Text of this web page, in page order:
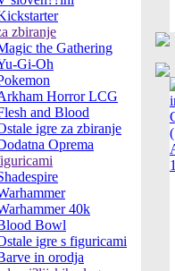
zbiranje
the Gathering
Gi-Oh
Horror LCG
and Blood
igre za zbiranje
Oprema
40k
Bowl
igre s figuricami
in orodja